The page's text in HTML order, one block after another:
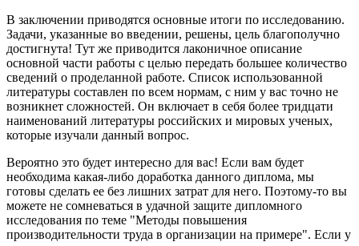
В заключении приводятся основные итоги по исследованию.
Задачи, указанные во введении, решены, цель благополучно
достигнута! Тут же приводится лаконичное описание
основной части работы с целью передать большее количество
сведений о проделанной работе. Список использованной
литературы составлен по всем нормам, с ним у вас точно не
возникнет сложностей. Он включает в себя более тридцати
наименований литературы российских и мировых ученых,
которые изучали данный вопрос.
Вероятно это будет интересно для вас! Если вам будет
необходима какая-либо доработка данного диплома, мы
готовы сделать ее без лишних затрат для него. Поэтому-то вы
можете не сомневаться в удачной защите дипломного
исследования по теме "Методы повышения
производительности труда в организации на примере". Если у